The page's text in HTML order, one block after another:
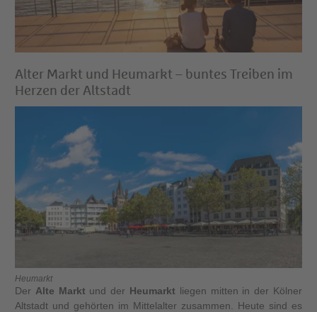
Alter Markt und Heumarkt – buntes Treiben im
Herzen der Altstadt
Heumarkt
Der Alte Markt und der Heumarkt liegen mitten in der Kölner
Altstadt und gehörten im Mittelalter zusammen. Heute sind es